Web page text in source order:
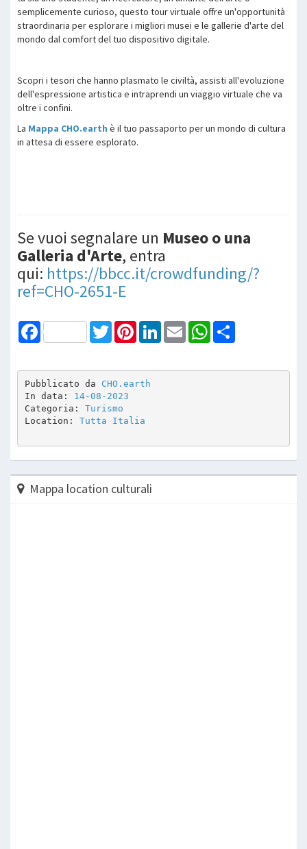
semplicemente curioso, questo tour virtuale offre un'opportunità
straordinaria per esplorare i migliori musei e le gallerie d'arte del
mondo dal comfort del tuo dispositivo digitale.
Scopri i tesori che hanno plasmato le civiltà, assisti all'evoluzione
dell'espressione artistica e intraprendi un viaggio virtuale che va
oltre i confini.
La Mappa CHO.earth è il tuo passaporto per un mondo di cultura
in attesa di essere esplorato.
Se vuoi segnalare un Museo o una
Galleria d'Arte, entra
qui: https://bbcc.it/crowdfunding/?
ref=CHO-2651-E
Facebook TwitterPinterestLinkedInEmail WhatsApp
Pubblicato da CHO.earth
In data: 14-08-2023
Categoria: Turismo
Location: Tutta Italia
Mappa location culturali